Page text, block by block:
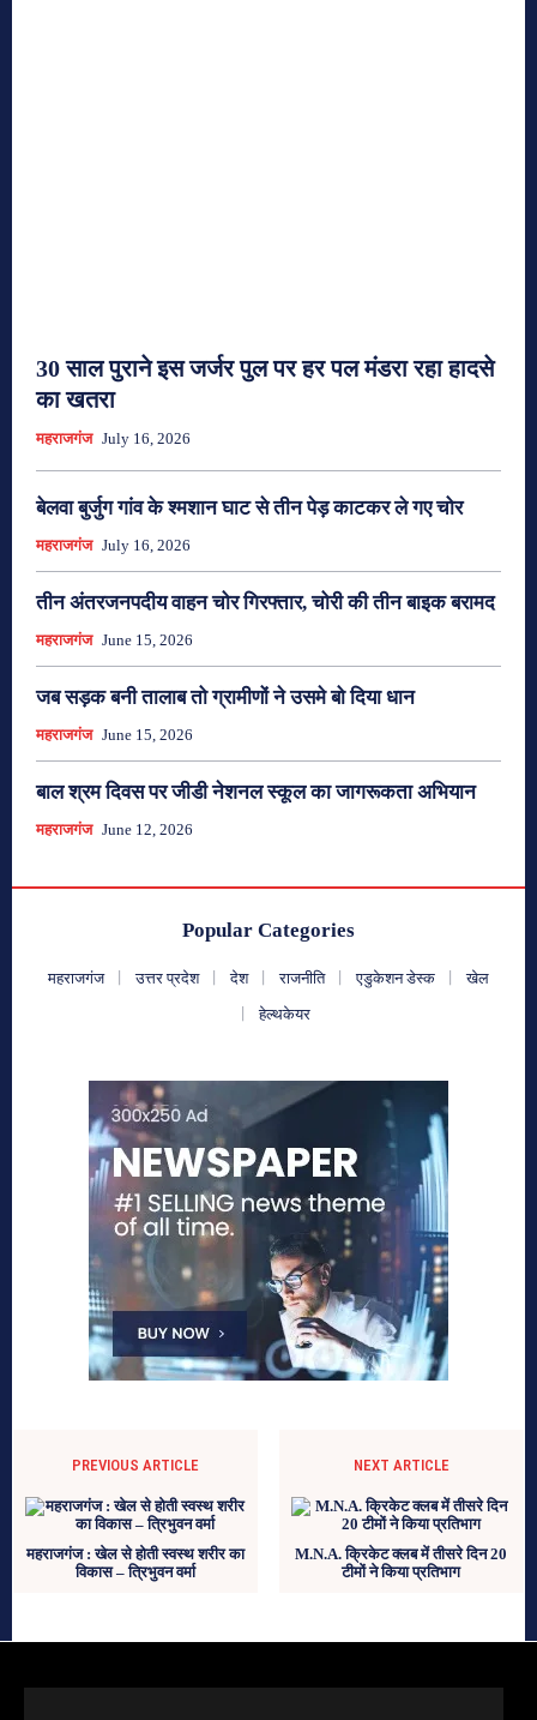
30 साल पुराने इस जर्जर पुल पर हर पल मंडरा रहा हादसे
का खतरा
महराजगंज July 16, 2026
बेलवा बुर्जुग गांव के श्मशान घाट से तीन पेड़ काटकर ले गए चोर
महराजगंज July 16, 2026
तीन अंतरजनपदीय वाहन चोर गिरफ्तार, चोरी की तीन बाइक बरामद
महराजगंज June 15, 2026
जब सड़क बनी तालाब तो ग्रामीणों ने उसमे बो दिया धान
महराजगंज June 15, 2026
बाल श्रम दिवस पर जीडी नेशनल स्कूल का जागरूकता अभियान
महराजगंज June 12, 2026
Popular Categories
महराजगंज उत्तर प्रदेश देश राजनीति एडुकेशन डेस्क
खेल
हेल्थकेयर
PREVIOUS ARTICLE
महराजगंज : खेल से होती स्वस्थ शरीर का
विकास – त्रिभुवन वर्मा
NEXT ARTICLE
M.N.A. क्रिकेट क्लब में तीसरे दिन 20
टीमों ने किया प्रतिभाग